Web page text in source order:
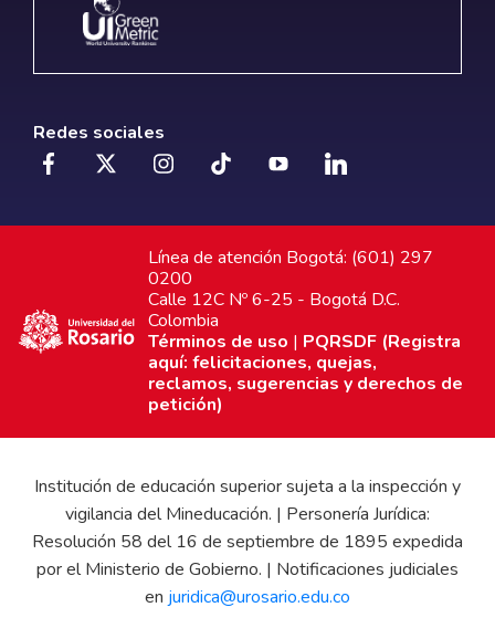
Redes sociales
Línea de atención Bogotá: (601) 297
0200
Calle 12C Nº 6-25 - Bogotá D.C.
Colombia
Términos de uso | PQRSDF (Registra
aquí: felicitaciones, quejas,
reclamos, sugerencias y derechos de
petición)
Institución de educación superior sujeta a la inspección y
vigilancia del Mineducación. | Personería Jurídica:
Resolución 58 del 16 de septiembre de 1895 expedida
por el Ministerio de Gobierno. | Notificaciones judiciales
en juridica@urosario.edu.co